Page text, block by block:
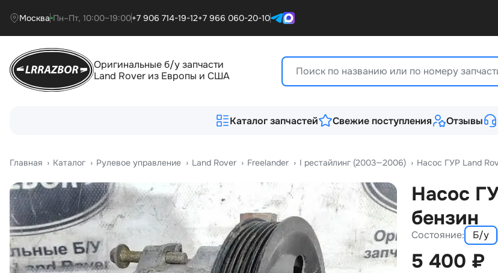
Москва Пн–Пт, 10:00–19:00+7 906 714-19-12+7 966 060-20-10
Оригинальные б/у запчасти
Land Rover из Европы и США
Каталог запчастей Свежие поступления Отзывы
Главная › Катало › Рулевое управление › Land Rover › Freelander › I рестайлинг (2003—2006) › Насос ГУР Land
Насос
ензин
Состояние: Б/у
5 400 ₽